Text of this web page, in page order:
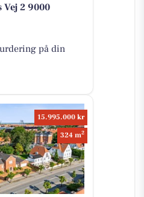
2 9000
på din
15.995.000 kr
324 m2